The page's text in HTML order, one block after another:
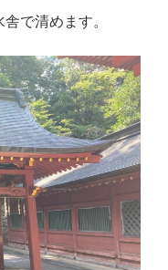
で清めます。